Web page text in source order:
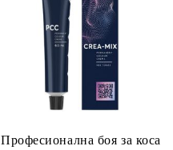
Професионална боя за коса